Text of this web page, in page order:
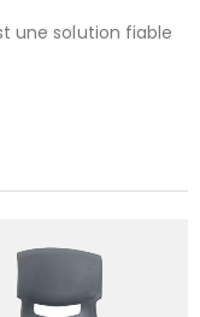
une solution fiable